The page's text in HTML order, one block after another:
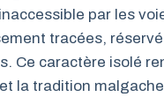
par les
tracées,
Ce caractère isolé
la tradition